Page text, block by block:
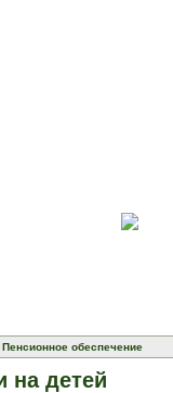
Пенсионное обеспечение
на детей